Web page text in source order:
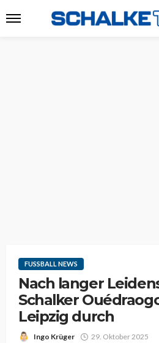
FUSSBALL NEWS
Nach langer
Schalker
Leipzig durch
Ingo Krüger 29. Oktober 2025